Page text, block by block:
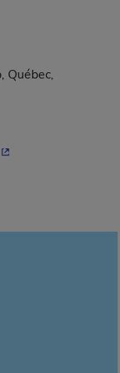
Québec,
- Cet hyperlien